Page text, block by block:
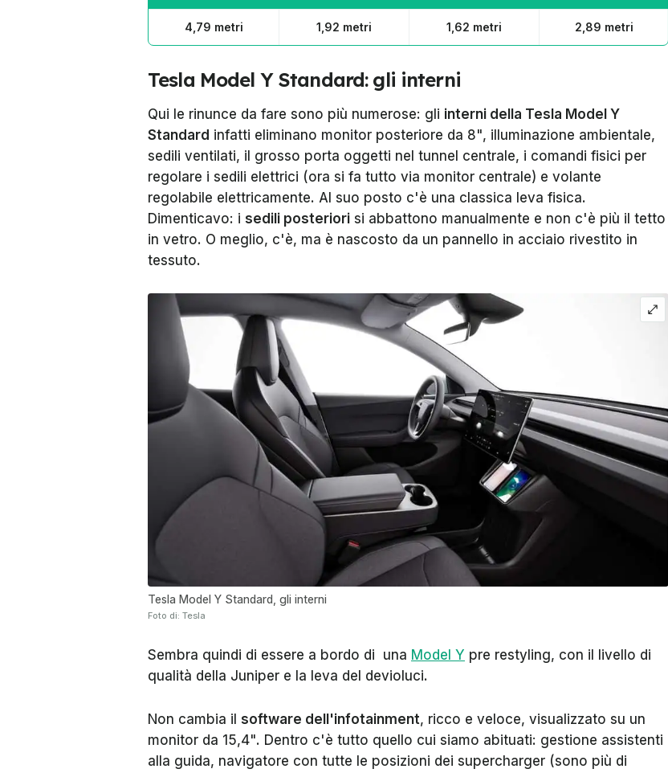
4,79 metri 1,92 metri 1,62 metri 2,89 metri
Tesla Model Y Standard: gli interni
Qui le rinunce da fare sono più numerose: gli interni della Tesla Model Y
Standard infatti eliminano monitor posteriore da 8", illuminazione ambientale,
sedili ventilati, il grosso porta oggetti nel tunnel centrale, i comandi fisici per
regolare i sedili elettrici (ora si fa tutto via monitor centrale) e volante
regolabile elettricamente. Al suo posto c'è una classica leva fisica.
Dimenticavo: i sedili posteriori si abbattono manualmente e non c'è più il tetto
in vetro. O meglio, c'è, ma è nascosto da un pannello in acciaio rivestito in
tessuto.
Tesla Model Y Standard, gli interni
Foto di: Tesla
Sembra quindi di essere a bordo di una Model Y pre restyling, con il livello di
qualità della Juniper e la leva del devioluci.
Non cambia il software dell'infotainment, ricco e veloce, visualizzato su un
monitor da 15,4". Dentro c'è tutto quello cui siamo abituati: gestione assistenti
alla guida, navigatore con tutte le posizioni dei supercharger (sono più di